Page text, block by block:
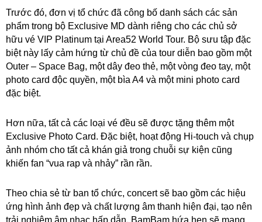
Trước đó, đơn vị tổ chức đã công bố danh sách các sản
phẩm trong bộ Exclusive MD dành riêng cho các chủ sở
hữu vé VIP Platinum tại Area52 World Tour. Bộ sưu tập đặc
biệt này lấy cảm hứng từ chủ đề của tour diễn bao gồm một
Outer – Space Bag, một dây đeo thẻ, một vòng đeo tay, một
photo card độc quyền, một bìa A4 và một mini photo card
đặc biệt.
Hơn nữa, tất cả các loại vé đều sẽ được tặng thêm một
Exclusive Photo Card. Đặc biệt, hoạt động Hi-touch và chụp
ảnh nhóm cho tất cả khán giả trong chuỗi sự kiện cũng
khiến fan “vua rap và nhảy” rần rần.
Theo chia sẻ từ ban tổ chức, concert sẽ bao gồm các hiệu
ứng hình ảnh đẹp và chất lượng âm thanh hiện đại, tạo nên